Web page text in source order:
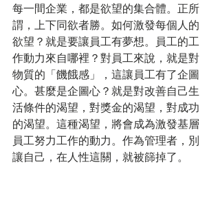
每一間企業，都是欲望的集合體。正所
謂，上下同欲者勝。如何激發每個人的
欲望？就是要讓員工有夢想。員工的工
作動力來自哪裡？對員工來說，就是對
物質的「饑餓感」，這讓員工有了企圖
心。甚麼是企圖心？就是對改善自己生
活條件的渴望，對獎金的渴望，對成功
的渴望。這種渴望，將會成為激發基層
員工努力工作的動力。作為管理者，別
讓自己，在人性這關，就被篩掉了。